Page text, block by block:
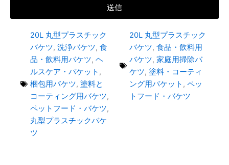
送信
20L 丸型プラスチック
バケツ, 洗浄バケツ, 食
品・飲料用バケツ, ヘ
ルスケア・バケット ,
梱包用バケツ, 塗料と
コーティング用バケツ,
ペットフード・バケツ,
丸型プラスチックバケ
ツ
20L 丸型プラスチック
バケツ, 食品・飲料用
バケツ, 家庭用掃除バ
ケツ, 塗料・コーティ
ング用バケット , ペッ
トフード・バケツ